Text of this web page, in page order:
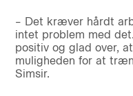
– Det kræver hårdt
intet problem med
positiv og glad over,
muligheden for at
Simsir.